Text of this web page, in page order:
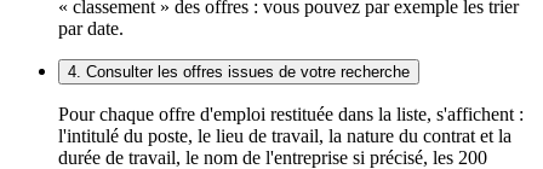
« classement » des offres : vous pouvez par exemple les trier
par date.
4. Consulter les offres issues de votre recherche
Pour chaque offre d'emploi restituée dans la liste, s'affichent :
l'intitulé du poste, le lieu de travail, la nature du contrat et la
durée de travail, le nom de l'entreprise si précisé, les 200